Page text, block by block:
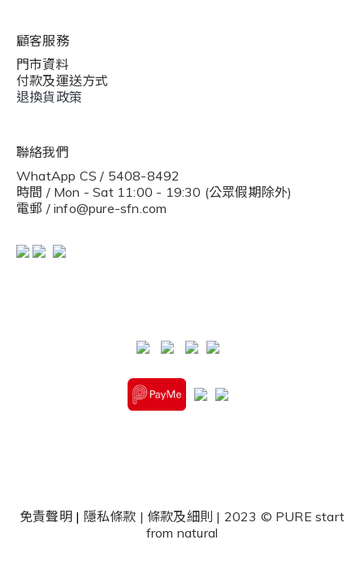
顧客服務
門市資料
付款及運送方式
退換貨政策
聯絡我們
WhatApp CS / 5408-8492
時間 / Mon - Sat 11:00 - 19:30 (公眾假期除外)
電郵 / info@pure-sfn.com
免責聲明 | 隱私條款 | 條款及細則 | 2023 © PURE start
from natural